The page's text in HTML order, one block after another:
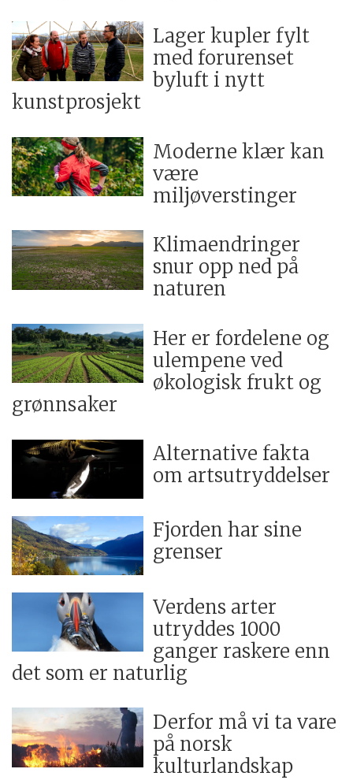
Lager kupler fylt
med forurenset
byluft i nytt
kunstprosjekt
Moderne klær kan
være
miljøverstinger
Klimaendringer
snur opp ned på
naturen
Her er fordelene og
ulempene ved
økologisk frukt og
grønnsaker
Alternative fakta
om artsutryddelser
Fjorden har sine
grenser
Verdens arter
utryddes 1000
ganger raskere enn
det som er naturlig
Derfor må vi ta vare
på norsk
kulturlandskap